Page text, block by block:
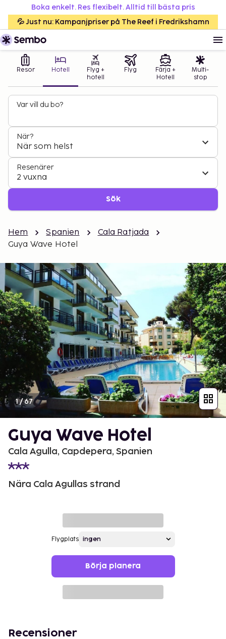
Boka enkelt. Res flexibelt. Alltid till bästa pris
💦 Just nu: Kampanjpriser på The Reef i Fredrikshamn
Resor Hotell
Flyg +
hotell
Flyg
Färja +
Hotell
Multi-
stop
Var vill du bo?
När?
När som helst
Resenärer
2 vuxna
Sök
Hem Spanien
Cala Ratjada
Guya Wave Hotel
1/67
Guya Wave Hotel
Cala Agulla, Capdepera, Spanien
Nära Cala Agullas strand
Flygplats
Börja planera
Recensioner